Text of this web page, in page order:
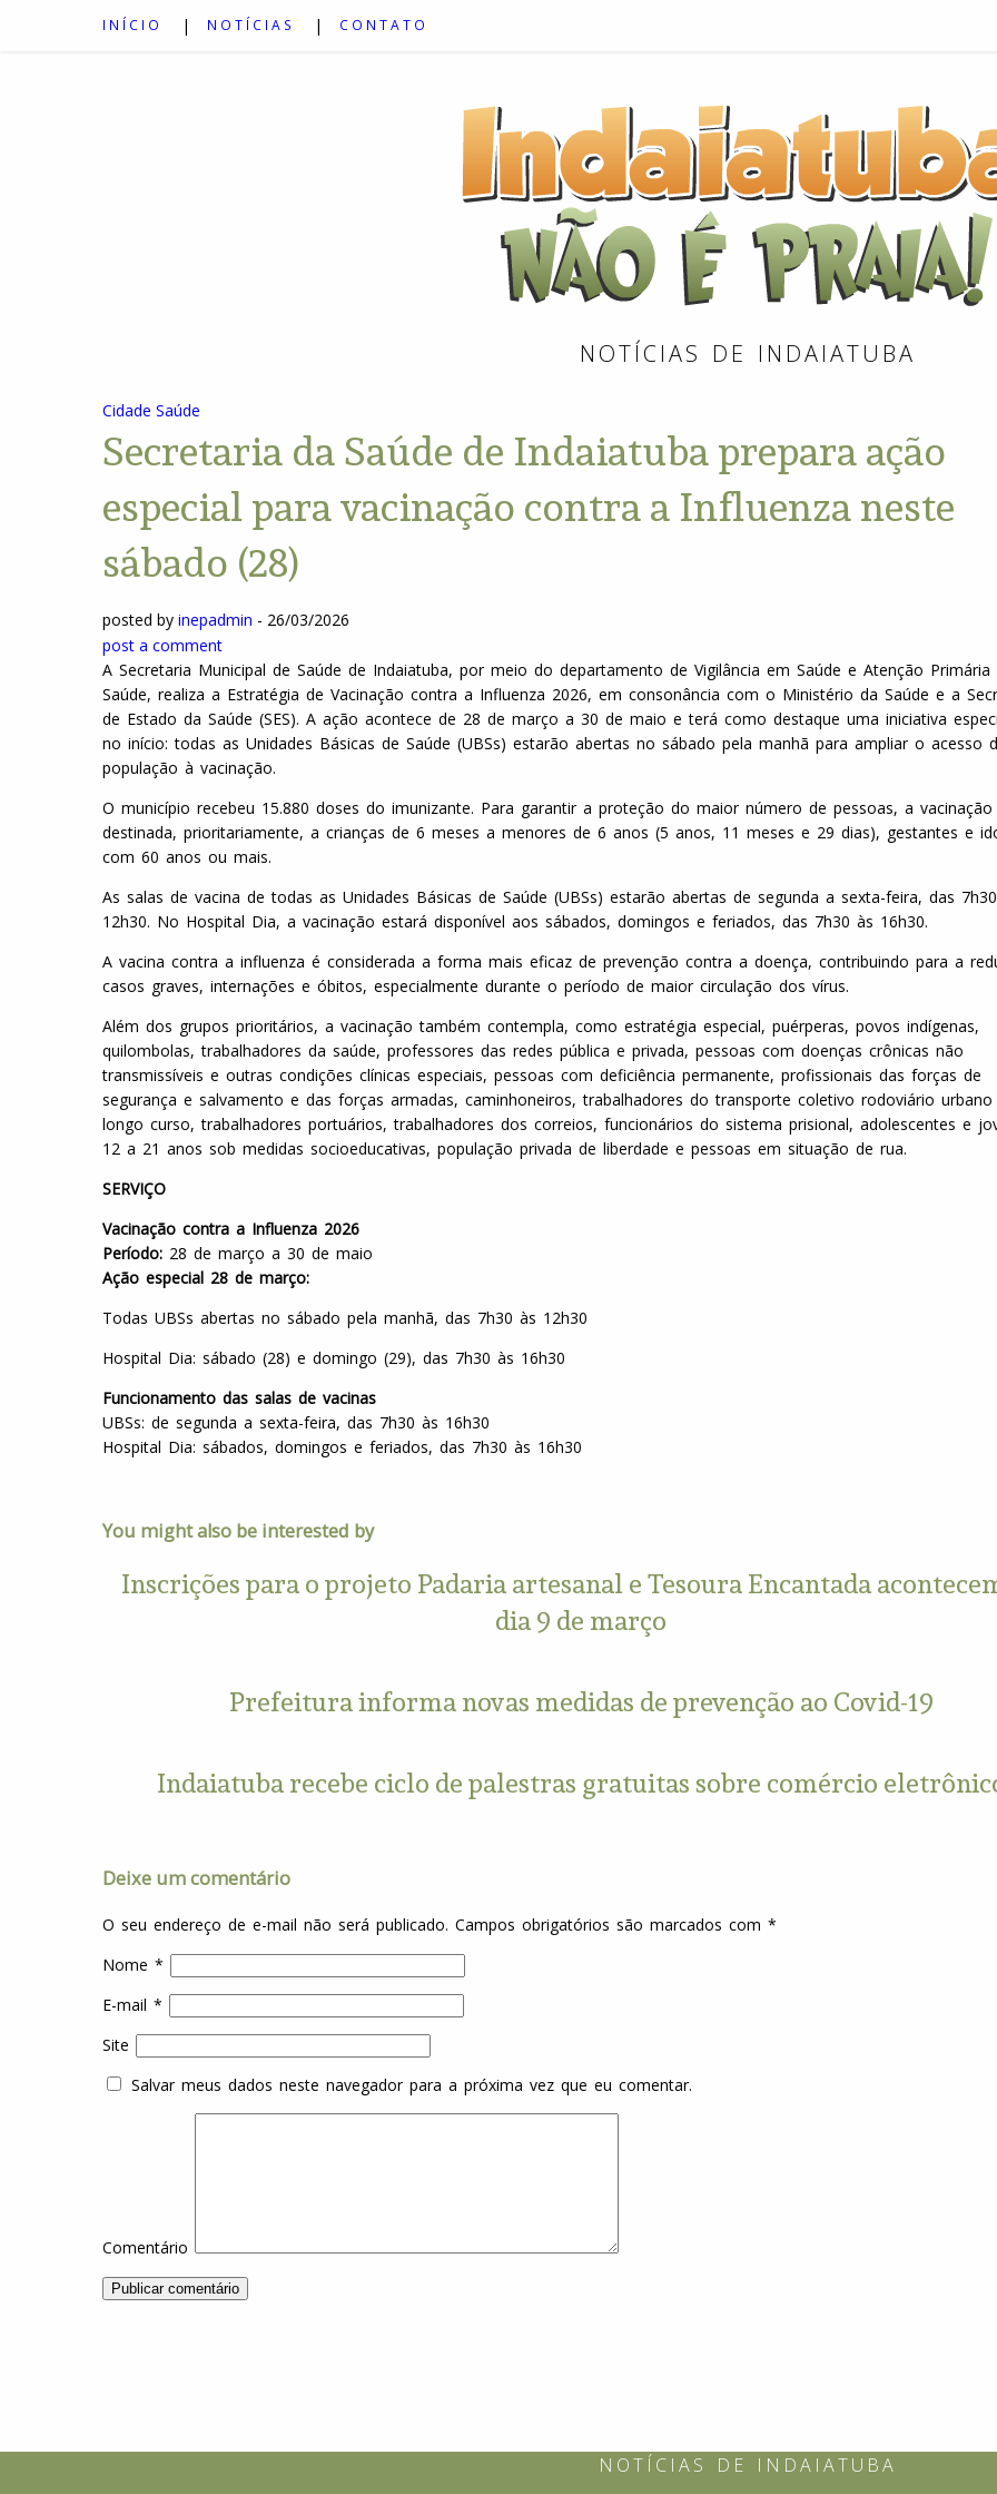
INÍCIO NOTÍCIAS CONTATO
NOTÍCIAS DE INDAIATUBA
Cidade Saúde
Secretaria da Saúde de Indaiatuba prepara ação
especial para vacinação contra a Influenza neste
sábado (28)
posted by inepadmin - 26/03/2026
post a comment
A Secretaria Municipal de Saúde de Indaiatuba, por meio do departamento de Vigilância em Saúde e Atenção Primária
Saúde, realiza a Estratégia de Vacinação contra a Influenza 2026, em consonância com o Ministério da Saúde e a
de Estado da Saúde (SES). A ação acontece de 28 de março a 30 de maio e terá como destaque uma iniciativa
no início: todas as Unidades Básicas de Saúde (UBSs) estarão abertas no sábado pela manhã para ampliar o acesso
população à vacinação.
O município recebeu 15.880 doses do imunizante. Para garantir a proteção do maior número de pessoas, a vacinação
destinada, prioritariamente, a crianças de 6 meses a menores de 6 anos (5 anos, 11 meses e 29 dias), gestantes e
com 60 anos ou mais.
As salas de vacina de todas as Unidades Básicas de Saúde (UBSs) estarão abertas de segunda a sexta-feira, das
12h30. No Hospital Dia, a vacinação estará disponível aos sábados, domingos e feriados, das 7h30 às 16h30.
A vacina contra a influenza é considerada a forma mais eficaz de prevenção contra a doença, contribuindo para a
casos graves, internações e óbitos, especialmente durante o período de maior circulação dos vírus.
Além dos grupos prioritários, a vacinação também contempla, como estratégia especial, puérperas, povos indígenas,
quilombolas, trabalhadores da saúde, professores das redes pública e privada, pessoas com doenças crônicas não
transmissíveis e outras condições clínicas especiais, pessoas com deficiência permanente, profissionais das forças de
segurança e salvamento e das forças armadas, caminhoneiros, trabalhadores do transporte coletivo rodoviário
longo curso, trabalhadores portuários, trabalhadores dos correios, funcionários do sistema prisional, adolescentes e
12 a 21 anos sob medidas socioeducativas, população privada de liberdade e pessoas em situação de rua.
SERVIÇO
Vacinação contra a Influenza 2026
Período:28 de março a 30 de maio
Ação especial 28 de março:
Todas UBSs abertas no sábado pela manhã, das 7h30 às 12h30
Hospital Dia: sábado (28) e domingo (29), das 7h30 às 16h30
Funcionamento das salas de vacinas
UBSs: de segunda a sexta-feira, das 7h30 às 16h30
Hospital Dia: sábados, domingos e feriados, das 7h30 às 16h30
You might also be interested by
Inscrições para o projeto Padaria artesanal e Tesoura Encantada
dia 9 de março
Prefeitura informa novas medidas de prevenção ao Covid-19
Indaiatuba recebe ciclo de palestras gratuitas sobre comércio
Deixe um comentário
O seu endereço de e-mail não será publicado. Campos obrigatórios são marcados com *
Nome *
E-mail *
Site
Salvar meus dados neste navegador para a próxima vez que eu comentar.
Comentário
NOTÍCIAS DE INDAIATUBA